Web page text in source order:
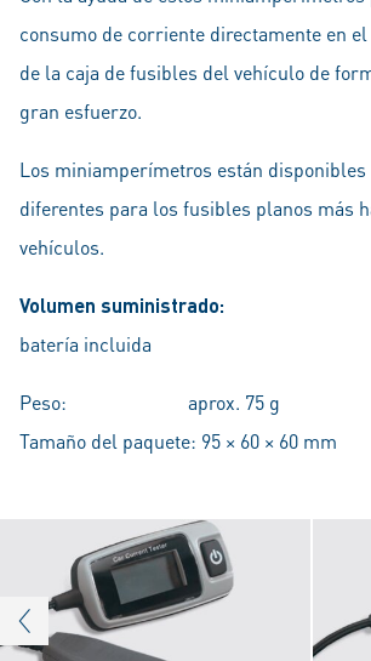
consumo de corriente directamente en
de la caja de fusibles del vehículo de
gran esfuerzo.
Los miniamperímetros están disponibles
diferentes para los fusibles planos más
vehículos.
Volumen suministrado:
batería incluida
Peso: aprox. 75 g
Tamaño del paquete: 95 × 60 × 60 mm